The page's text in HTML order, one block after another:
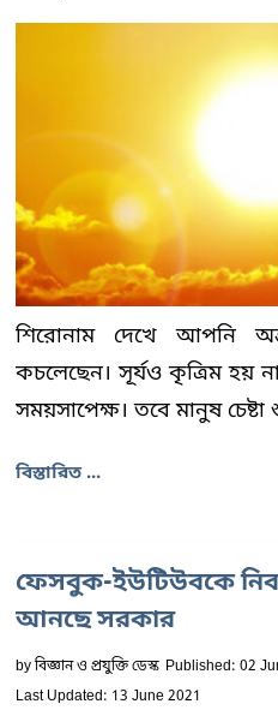
শিরোনাম দেখে আপনি
কচলেছেন। সূর্যও কৃত্রিম হয়
সময়সাপেক্ষ। তবে মানুষ
বিস্তারিত ...
ফেসবুক-ইউটিউবকে
আনছে সরকার
byবিজ্ঞান ও প্রযুক্তি ডেস্ক Published: 02
Last Updated: 13 June 2021